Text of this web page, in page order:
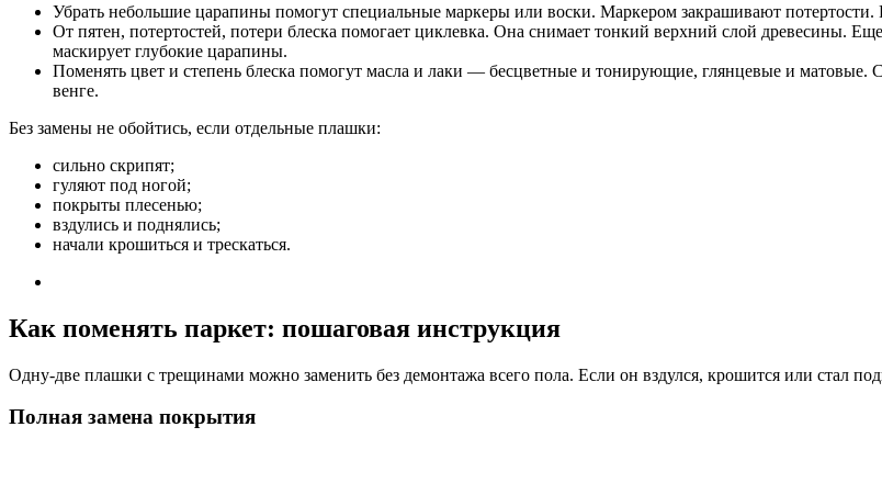
Убрать небольшие царапины помогут специальные маркеры или воски. Маркером закрашивают
От пятен, потертостей, потери блеска помогает циклевка. Она снимает тонкий верхний слой древесины.
маскирует глубокие царапины.
Поменять цвет и степень блеска помогут масла и лаки — бесцветные и тонирующие, глянцевые и
венге.
Без замены не обойтись, если отдельные плашки:
сильно скрипят;
гуляют под ногой;
покрыты плесенью;
вздулись и поднялись;
начали крошиться и трескаться.
Как поменять паркет: пошаговая инструкция
Одну-две плашки с трещинами можно заменить без демонтажа всего пола. Если он вздулся, крошится или стал
Полная замена покрытия